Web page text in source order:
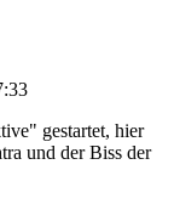
gestartet, hier
und der Biss der